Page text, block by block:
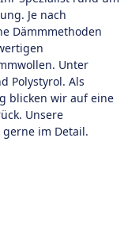
Je nach
Dämmmethoden
Unter
Polystyrol. Als
blicken wir auf eine
Unsere
im Detail.